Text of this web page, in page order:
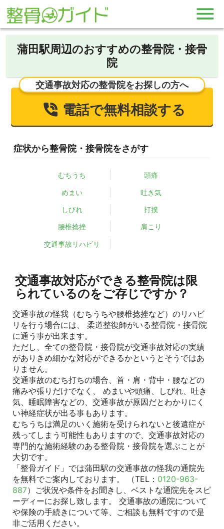
蒲田駅周辺のおすすめの整骨院・接骨
院
交通事故対応の整骨院をお探しの方へ
電話で無料相談する
症状から整骨院・接骨院をさがす
むちうち 頭痛
めまい 吐き気
しびれ 打撲
腰椎捻挫 肩こり
交通事故リハビリ
交通事故対応ができる整骨院は限
られているのをご存じですか？
交通事故の怪我（むちうちや腰椎捻挫など）のリハビ
リを行う場合には、 柔道整復師がいる整骨院・接骨院
に通う事が出来ます。
ただし、全ての整骨院・接骨院が交通事故対応の実績
がありきめ細かな対応ができるかというとそうではあ
りません。
交通事故のむち打ちの場合、首・肩・背中・腰などの
痛みや張りだけでなく、 めまいや頭痛、しびれ、吐き
気、睡眠障害などの、交通事故が原因だとわかりにく
い神経症状が出る事もあります。
むちうちは満足のいく施術を受けられないと後遺症が
残ってしまう可能性もありますので、交通事故対応の
専門的な施術経験のある整骨院・接骨院を選ぶことが
大切です。
「整骨ガイド」では蒲田駅の交通事故の怪我の通院先
を無料でご案内しております。 （TEL： 0120-963-
887）ご状況や条件をお聞きし、ベストな通院先をスピ
ーディーにお探し致します。 交通事故の通院について
や保険の手続きについて等、ご相談も無料ですので是
非ご活用ください。